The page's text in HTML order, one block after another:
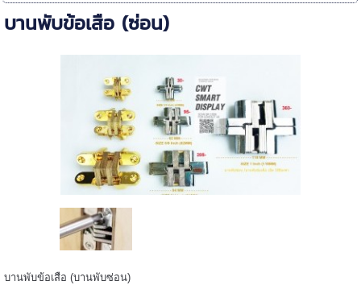
บานพับข้อเสือ (ซ่อน)
บานพับข้อเสือ (บานพับซ่อน)